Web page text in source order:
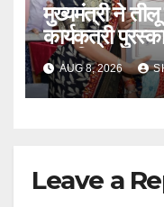
मुख्यमंत्री ने तीलू
कार्यकत्री
सम्मानित
AUG 8, 2026
Leave a